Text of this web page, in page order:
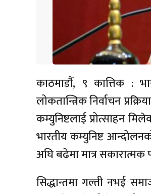
काठमाडौँ, ९ कात्तिक :
लोकतान्त्रिक निर्वाचन
कम्युनिष्टलाई प्रोत्साहन
भारतीय कम्युनिष्ट
अघि बढेमा मात्र सकारात्मक
सिद्धान्तमा गल्ती नभई